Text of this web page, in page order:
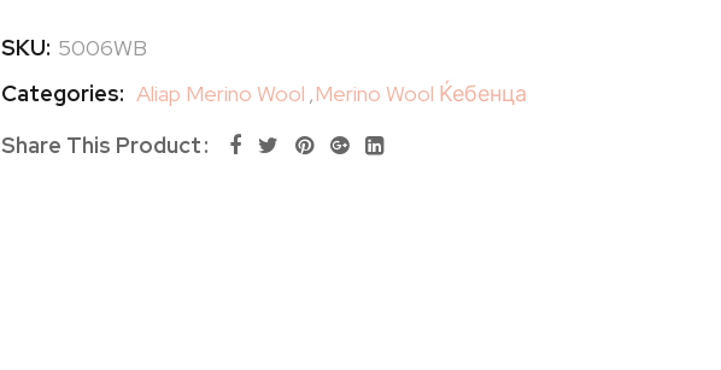
SKU: 5006WB
Categories: Aliap Merino Wool ,Merino Wool Ќебенца
Share This Product